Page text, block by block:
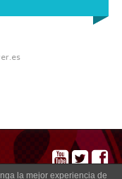
la mejor experiencia de